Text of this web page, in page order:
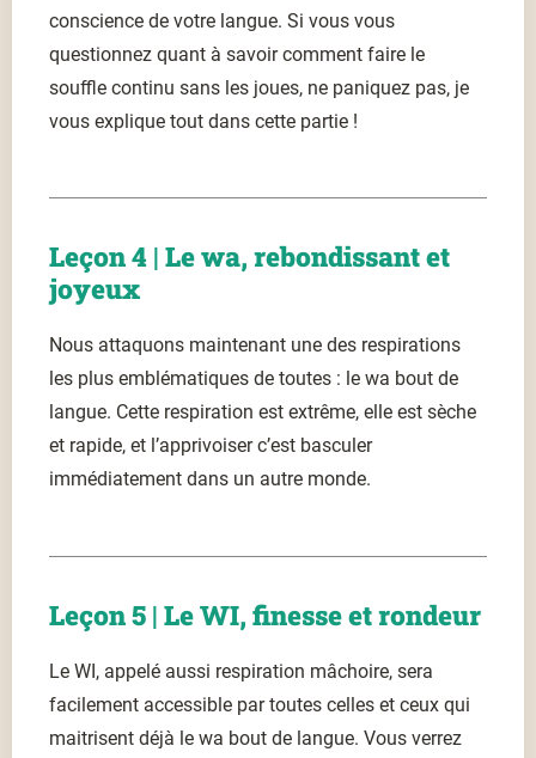
conscience de votre langue. Si vous vous
questionnez quant à savoir comment faire le
souffle continu sans les joues, ne paniquez pas, je
vous explique tout dans cette partie !
Leçon 4 | Le wa, rebondissant et
joyeux
Nous attaquons maintenant une des respirations
les plus emblématiques de toutes : le wa bout de
langue. Cette respiration est extrême, elle est sèche
et rapide, et l’apprivoiser c’est basculer
immédiatement dans un autre monde.
Leçon 5 | Le WI, finesse et rondeur
Le WI, appelé aussi respiration mâchoire, sera
facilement accessible par toutes celles et ceux qui
maitrisent déjà le wa bout de langue. Vous verrez